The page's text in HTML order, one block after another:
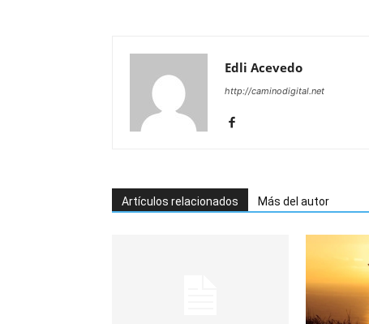
Edli Acevedo
http://caminodigital.net
Artículos relacionados Más del autor